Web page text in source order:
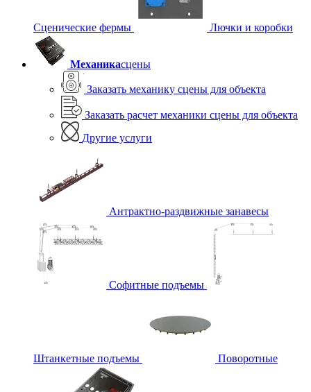
Сценические фермы Лючки и коробки
Механикасцены
Заказать механику сцены для объекта
Заказать расчет механики сцены для объекта
Другие услуги
Антрактно-раздвижные занавесы
Софитные подъемы
Штанкетные подъемы Поворотные